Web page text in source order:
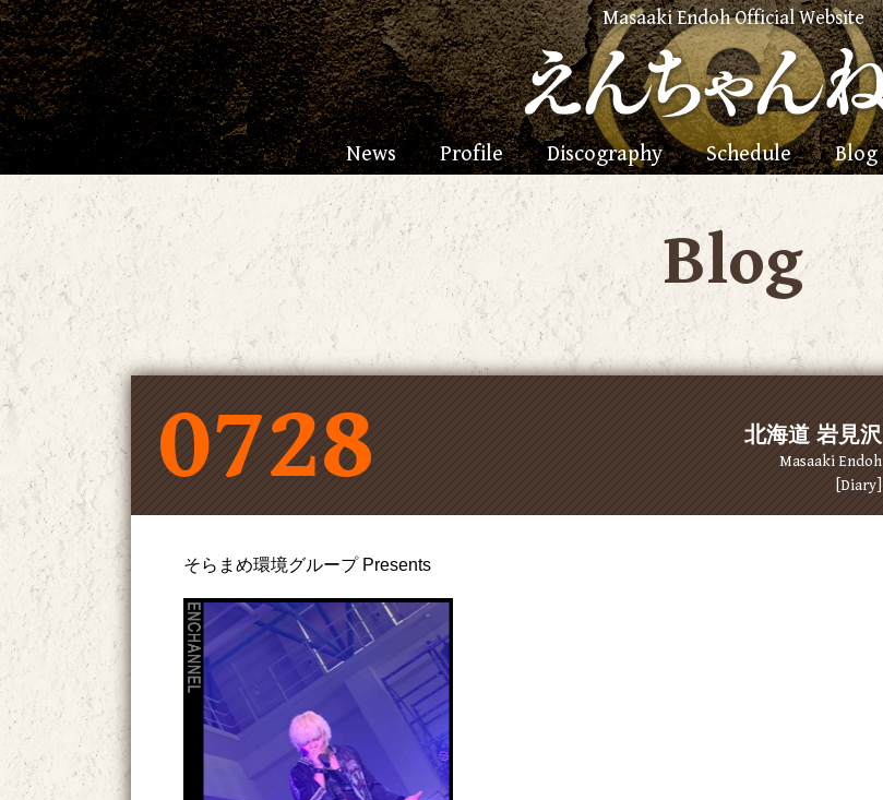
Masaaki Endoh Official Website
News Profile Discography Schedule Blog
Blog
0728 北海道 岩見沢
Masaaki Endoh
[Diary]
そらまめ環境グループ Presents